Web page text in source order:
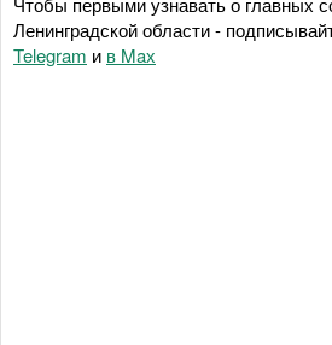
Ленинградской области -
Telegram и в Maх